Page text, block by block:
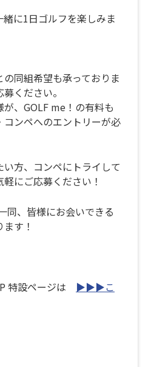
に1日ゴルフを楽しみま
同組希望も承っておりま
ください。
が、GOLF me！の有料も
コンペへのエントリーが必
方、コンペにトライして
にご応募ください！
同、皆様にお会いできる
す！
特設ページは ▶▶▶こ